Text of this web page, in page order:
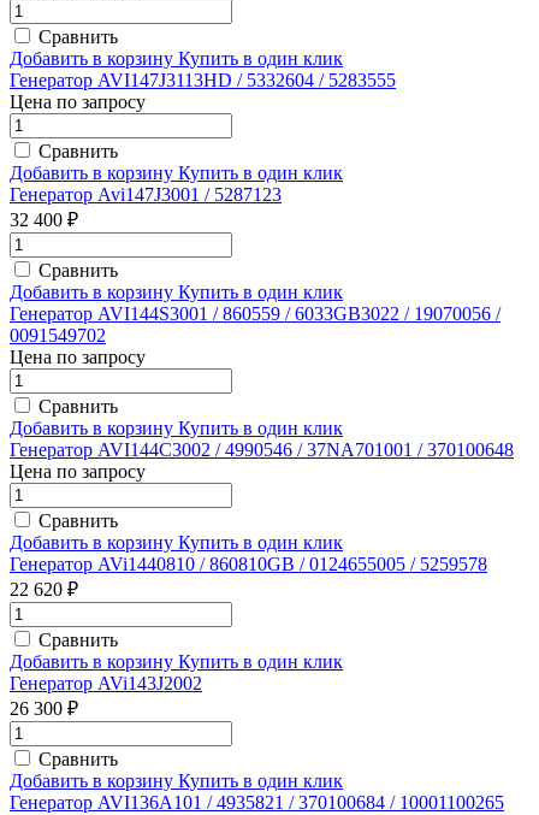
Сравнить
Добавить в корзину Купить в один клик
Генератор AVI147J3113HD / 5332604 / 5283555
Цена по запросу
Сравнить
Добавить в корзину Купить в один клик
Генератор Avi147J3001 / 5287123
32 400 ₽
Сравнить
Добавить в корзину Купить в один клик
Генератор AVI144S3001 / 860559 / 6033GB3022 / 19070056 /
0091549702
Цена по запросу
Сравнить
Добавить в корзину Купить в один клик
Генератор AVI144C3002 / 4990546 / 37NA701001 / 370100648
Цена по запросу
Сравнить
Добавить в корзину Купить в один клик
Генератор AVi1440810 / 860810GB / 0124655005 / 5259578
22 620 ₽
Сравнить
Добавить в корзину Купить в один клик
Генератор AVi143J2002
26 300 ₽
Сравнить
Добавить в корзину Купить в один клик
Генератор AVI136A101 / 4935821 / 370100684 / 10001100265